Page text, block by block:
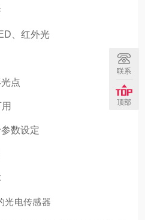
、红外光
点
数设定
光电传感器
联系
顶部